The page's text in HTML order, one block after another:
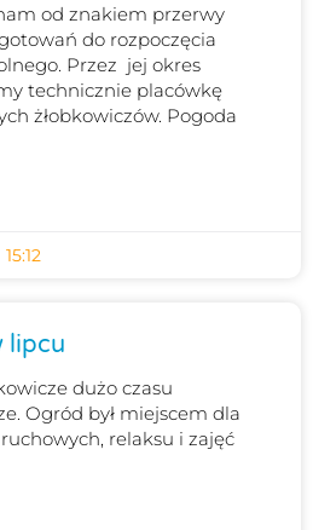
od znakiem przerwy
do rozpoczęcia
Przez jej okres
technicznie placówkę
żłobkowiczów. Pogoda
15:12
lipcu
dużo czasu
Ogród był miejscem dla
relaksu i zajęć